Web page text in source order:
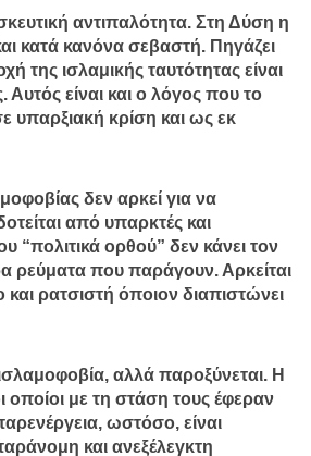
αντιπαλότητα. Στη Δύση η
κατά κανόνα σεβαστή. Πηγάζει
της ισλαμικής ταυτότητας είναι
Αυτός είναι και ο λόγος που το
υπαρξιακή κρίση και ως εκ
δεν αρκεί για να
από υπαρκτές και
“πολιτικά ορθού” δεν κάνει τον
ρεύματα που παράγουν. Αρκείται
ρατσιστή όποιον διαπιστώνει
αλλά παροξύνεται. Η
οποίοι με τη στάση τους έφεραν
ωστόσο, είναι
και ανεξέλεγκτη